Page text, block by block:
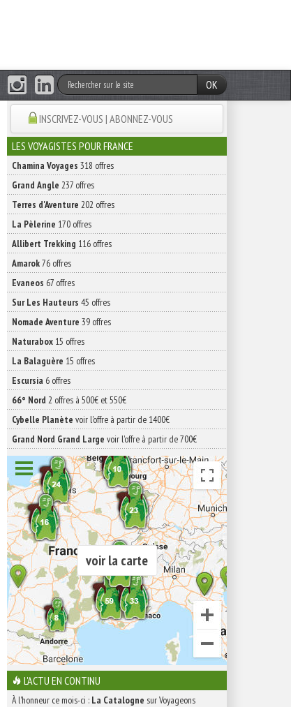
OK
INSCRIVEZ-VOUS | ABONNEZ-VOUS
LES VOYAGISTES POUR FRANCE
Chamina Voyages 318 offres
Grand Angle 237 offres
Terres d'Aventure 202 offres
La Pèlerine 170 offres
Allibert Trekking 116 offres
Amarok76 offres
Evaneos 67 offres
Sur Les Hauteurs 45 offres
Nomade Aventure 39 offres
Naturabox 15 offres
La Balaguère 15 offres
Escursia 6 offres
66° Nord 2 offres à 500€ et 550€
Cybelle Planète voir l'offre à partir de 1400€
Grand Nord Grand Large voir l'offre à partir de 700€
voir la carte
L'ACTU EN CONTINU
À l'honneur ce mois-ci : La Catalogne sur Voyageons